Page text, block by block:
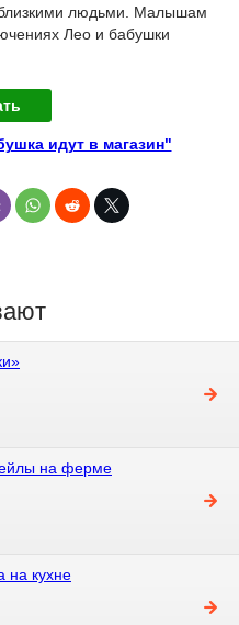
людьми. Малышам
Лео и бабушки
идут в магазин"
на ферме
на кухне